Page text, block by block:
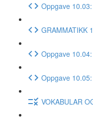
Oppgave
GRAMMATIKK
Oppgave
Oppgave
VOKABULAR